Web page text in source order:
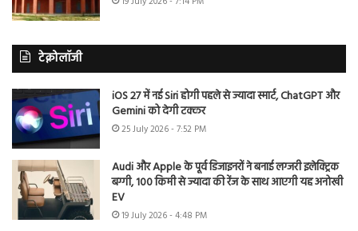
टेक्नोलॉजी
iOS 27 में नई Siri होगी पहले से ज्यादा स्मार्ट, ChatGPT और
Gemini को देगी टक्कर
25 July 2026 - 7:52 PM
Audi और Apple के पूर्व डिजाइनरों ने बनाई लग्जरी इलेक्ट्रिक
बग्गी, 100 किमी से ज्यादा की रेंज के साथ आएगी यह अनोखी
EV
19 July 2026 - 4:48 PM